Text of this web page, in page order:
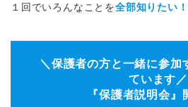
１回でいろんなことを全部知りたい！
＼保護者の方と一緒に参加
ています／
『保護者説明会』